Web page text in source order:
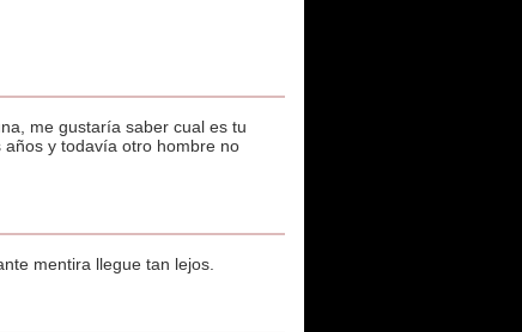
me gustaría saber cual es tu
y todavía otro hombre no
mentira llegue tan lejos.